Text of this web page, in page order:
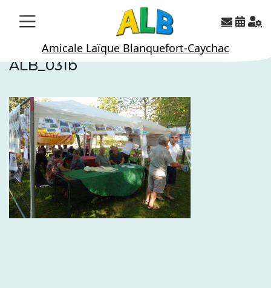
Amicale Laïque Blanquefort-Caychac
ALB_031b